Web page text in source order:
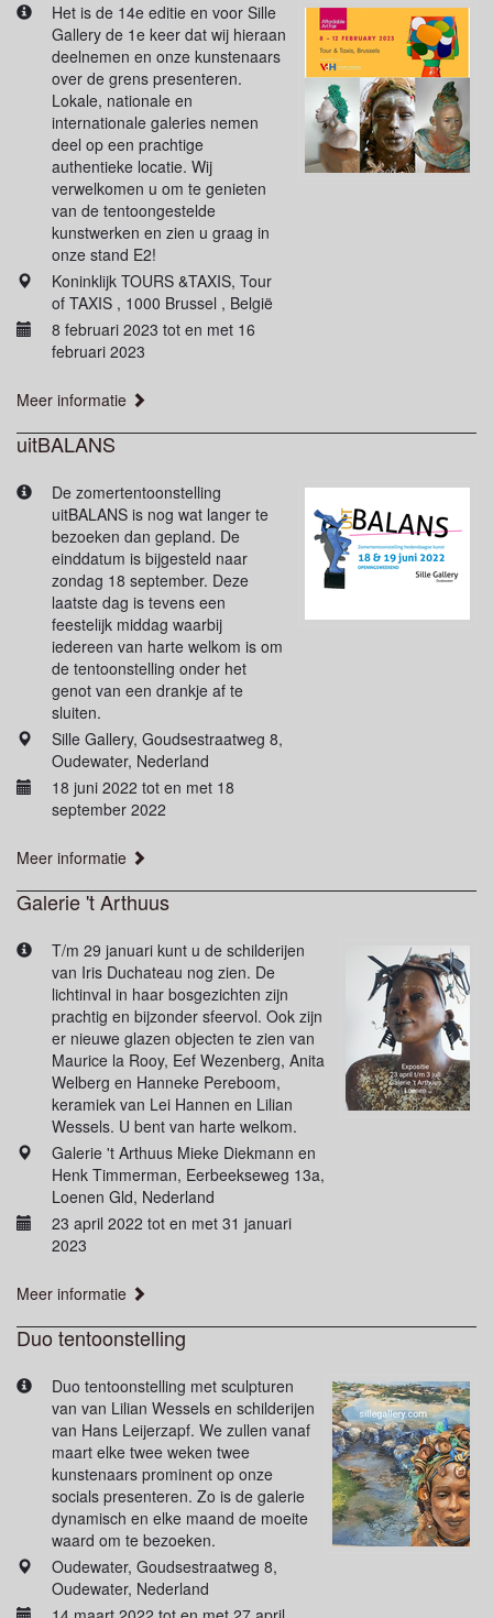
Het is de 14e editie en voor Sille
Gallery de 1e keer dat wij hieraan
deelnemen en onze kunstenaars
over de grens presenteren.
Lokale, nationale en
internationale galeries nemen
deel op een prachtige
authentieke locatie. Wij
verwelkomen u om te genieten
van de tentoongestelde
kunstwerken en zien u graag in
onze stand E2!
Koninklijk TOURS &TAXIS, Tour
of TAXIS , 1000 Brussel , België
8 februari 2023 tot en met 16
februari 2023
Meer informatie
uitBALANS
De zomertentoonstelling
uitBALANS is nog wat langer te
bezoeken dan gepland. De
einddatum is bijgesteld naar
zondag 18 september. Deze
laatste dag is tevens een
feestelijk middag waarbij
iedereen van harte welkom is om
de tentoonstelling onder het
genot van een drankje af te
sluiten.
Sille Gallery, Goudsestraatweg 8,
Oudewater, Nederland
18 juni 2022 tot en met 18
september 2022
Meer informatie
Galerie 't Arthuus
T/m 29 januari kunt u de schilderijen
van Iris Duchateau nog zien. De
lichtinval in haar bosgezichten zijn
prachtig en bijzonder sfeervol. Ook zijn
er nieuwe glazen objecten te zien van
Maurice la Rooy, Eef Wezenberg, Anita
Welberg en Hanneke Pereboom,
keramiek van Lei Hannen en Lilian
Wessels. U bent van harte welkom.
Galerie 't Arthuus Mieke Diekmann en
Henk Timmerman, Eerbeekseweg 13a,
Loenen Gld, Nederland
23 april 2022 tot en met 31 januari
2023
Meer informatie
Duo tentoonstelling
Duo tentoonstelling met sculpturen
van van Lilian Wessels en schilderijen
van Hans Leijerzapf. We zullen vanaf
maart elke twee weken twee
kunstenaars prominent op onze
socials presenteren. Zo is de galerie
dynamisch en elke maand de moeite
waard om te bezoeken.
Oudewater, Goudsestraatweg 8,
Oudewater, Nederland